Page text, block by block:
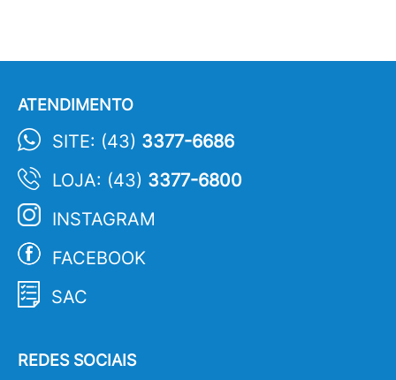
ATENDIMENTO
SITE: (43) 3377-6686
LOJA: (43) 3377-6800
INSTAGRAM
FACEBOOK
SAC
REDES SOCIAIS